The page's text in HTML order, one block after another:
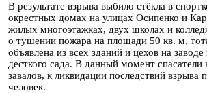
В результате взрыва выбило стёкла в
окрестных домах на улицах Осипенко и
жилых многоэтажках, двух школах и
о тушении пожара на площади 50 кв. м,
объявлена из всех зданий и цехов на
десткого сада. В данный момент спасатели
завалов, к ликвидации последствий взрыва
человек.